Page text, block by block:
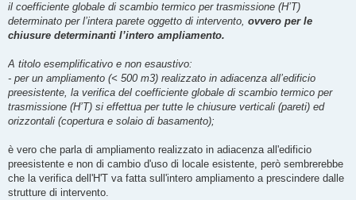
il coefficiente globale di scambio termico per trasmissione (H’T)
determinato per l’intera parete oggetto di intervento, ovvero per le
chiusure determinanti l’intero ampliamento.
A titolo esemplificativo e non esaustivo:
- per un ampliamento (< 500 m3) realizzato in adiacenza all’edificio
preesistente, la verifica del coefficiente globale di scambio termico per
trasmissione (H’T) si effettua per tutte le chiusure verticali (pareti) ed
orizzontali (copertura e solaio di basamento);
è vero che parla di ampliamento realizzato in adiacenza all'edificio
preesistente e non di cambio d'uso di locale esistente, però sembrerebbe
che la verifica dell'H'T va fatta sull'intero ampliamento a prescindere dalle
strutture di intervento.